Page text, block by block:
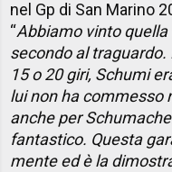
nel Gp di San Marino
“Abbiamo vinto
secondo al
15 o 20 giri, Schumi
lui non ha commesso
anche per
fantastico. Questa
mente ed è la